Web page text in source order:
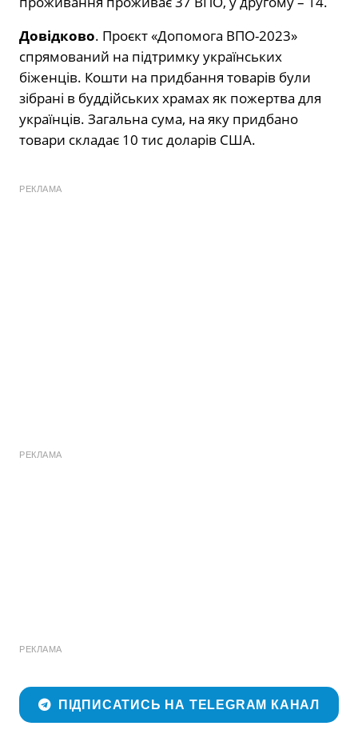
Довідково. Проєкт «Допомога ВПО-2023»
спрямований на підтримку українських
біженців. Кошти на придбання товарів були
зібрані в буддійських храмах як пожертва для
українців. Загальна сума, на яку придбано
товари складає 10 тис доларів США.
РЕКЛАМА
РЕКЛАМА
РЕКЛАМА
ПІДПИСАТИСЬ НА TELEGRAM КАНАЛ